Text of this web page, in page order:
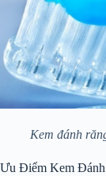
Kem đánh
Ưu Điểm Kem Đánh